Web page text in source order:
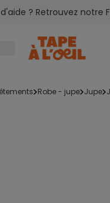
? Retrouvez notre
vêtements robe - jupe jupe